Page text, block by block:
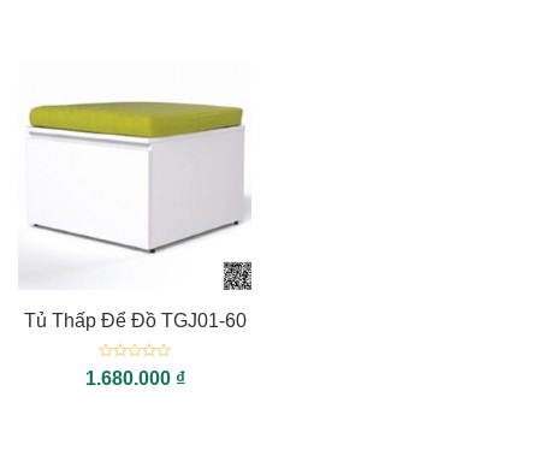
Tủ Thấp Để Đồ TGJ01-60
Được
xếp
1.680.000 ₫